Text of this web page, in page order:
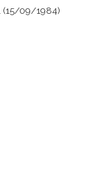
(15/09/1984)